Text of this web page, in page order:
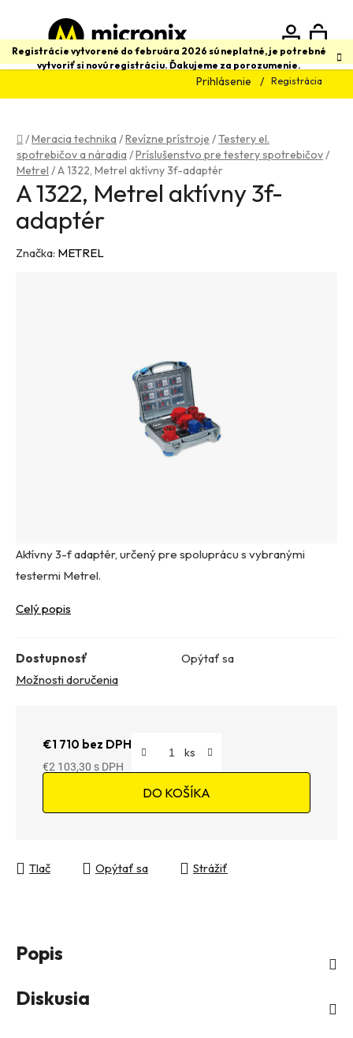
obsah
Registrácie vytvorené do februára 2026 sú neplatné, je potrebné
vytvoriť si novú registráciu. Ďakujeme za porozumenie.
Prihlásenie Registrácia
Hľadať
Domov
/Meracia technika /Revízne prístroje /Testery el.
spotrebičov a náradia /Príslušenstvo pre testery spotrebičov/
Metrel /A 1322, Metrel aktívny 3f-adaptér
Aktívny 3-f adaptér, určený pre spoluprácu s vybranými
testermi Metrel.
Celý popis
Dostupnosť
Opýtať sa
Možnosti doručenia
€1 710 bez DPH
€2 103,30
DO KOŠÍKA
Tlač Opýtať sa Strážiť
A 1322, Metrel aktívny 3f-
adaptér
Značka: METREL
Popis
Diskusia